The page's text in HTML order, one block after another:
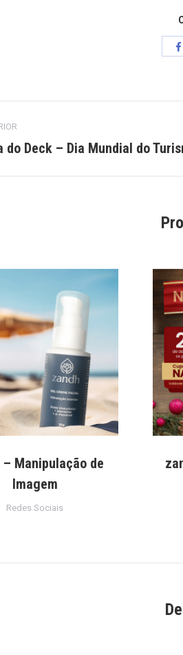
do Deck – Dia Mundial do
– Manipulação de
Imagem
Redes Sociais